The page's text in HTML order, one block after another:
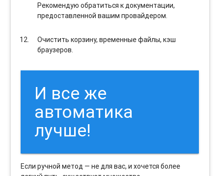
Рекомендую обратиться к документации,
предоставленной вашим провайдером.
Очистить корзину, временные файлы, кэш
браузеров.
И все же
автоматика
лучше!
Если ручной метод — не для вас, и хочется более